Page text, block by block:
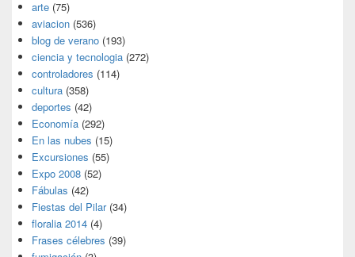
arte (75)
aviacion (536)
blog de verano (193)
ciencia y tecnologia (272)
controladores (114)
cultura (358)
deportes (42)
Economía (292)
En las nubes (15)
Excursiones (55)
Expo 2008 (52)
Fábulas (42)
Fiestas del Pilar(34)
floralia 2014 (4)
Frases célebres (39)